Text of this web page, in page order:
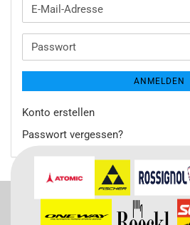
E-
Mail-
Passwort
ANMELDEN
Konto erstellen
Passwort vergessen?